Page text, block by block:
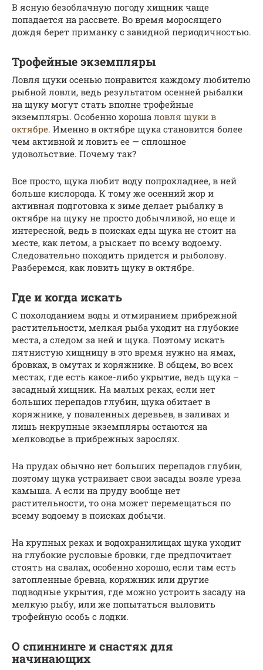
В ясную безоблачную погоду хищник чаще
попадается на рассвете. Во время моросящего
дождя берет приманку с завидной периодичностью.
Трофейные экземпляры
Ловля щуки осенью понравится каждому любителю
рыбной ловли, ведь результатом осенней рыбалки
на щуку могут стать вполне трофейные
экземпляры. Особенно хороша ловля щуки в
октябре. Именно в октябре щука становится более
чем активной и ловить ее — сплошное
удовольствие. Почему так?
Все просто, щука любит воду попрохладнее, в ней
больше кислорода. К тому же осенний жор и
активная подготовка к зиме делает рыбалку в
октябре на щуку не просто добычливой, но еще и
интересной, ведь в поисках еды щука не стоит на
месте, как летом, а рыскает по всему водоему.
Следовательно походить придется и рыболову.
Разберемся, как ловить щуку в октябре.
Где и когда искать
С похолоданием воды и отмиранием прибрежной
растительности, мелкая рыба уходит на глубокие
места, а следом за ней и щука. Поэтому искать
пятнистую хищницу в это время нужно на ямах,
бровках, в омутах и коряжнике. В общем, во всех
местах, где есть какое-либо укрытие, ведь щука –
засадный хищник. На малых реках, если нет
больших перепадов глубин, щука обитает в
коряжнике, у поваленных деревьев, в заливах и
лишь некрупные экземпляры остаются на
мелководье в прибрежных зарослях.
На прудах обычно нет больших перепадов глубин,
поэтому щука устраивает свои засады возле уреза
камыша. А если на пруду вообще нет
растительности, то она может перемещаться по
всему водоему в поисках добычи.
На крупных реках и водохранилищах щука уходит
на глубокие русловые бровки, где предпочитает
стоять на свалах, особенно хорошо, если там есть
затопленные бревна, коряжник или другие
подводные укрытия, где можно устроить засаду на
мелкую рыбу, или же попытаться выловить
трофейную особь с лодки.
О спиннинге и снастях для
начинающих